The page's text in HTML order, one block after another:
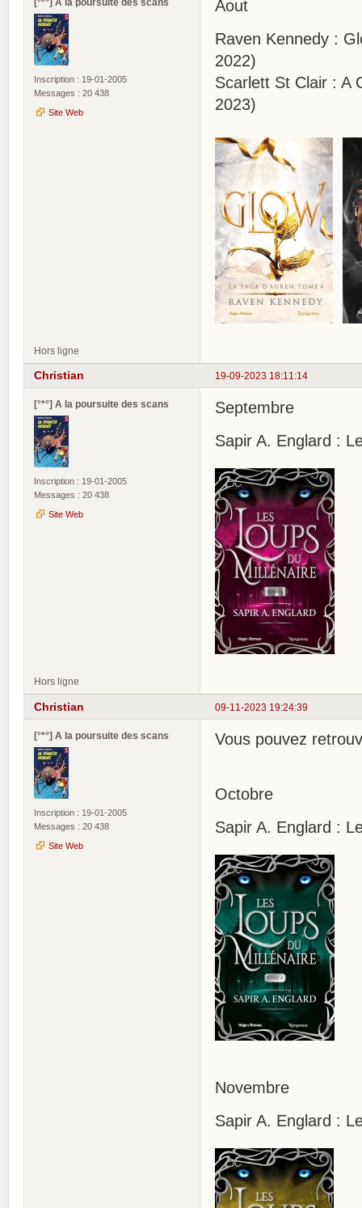
Inscription : 19-01-2005
Messages : 20 438
Site Web
Aout
Raven Kennedy :
2022)
Scarlett St Clair : A
2023)
Hors ligne
19-09-2023 18:11:14
Christian
[°*°] A la poursuite des scans
Inscription : 19-01-2005
Messages : 20 438
Site Web
Septembre
Sapir A. Englard :
Hors ligne
09-11-2023 19:24:39
Christian
[°*°] A la poursuite des scans
Inscription : 19-01-2005
Messages : 20 438
Site Web
Vous pouvez
Octobre
Sapir A. Englard :
Novembre
Sapir A. Englard :